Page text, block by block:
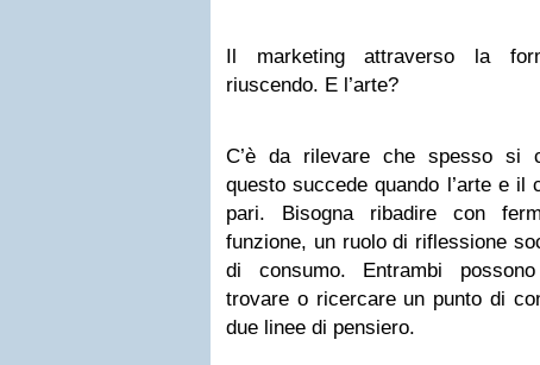
Il marketing attraverso la
riuscendo. E l’arte?
C’è da rilevare che spesso si
questo succede quando l’arte e il
pari. Bisogna ribadire con
funzione, un ruolo di riflessione
di consumo. Entrambi
trovare o ricercare un punto di
due linee di pensiero.